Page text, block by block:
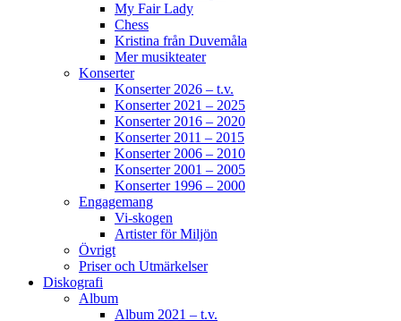
My Fair Lady
Chess
Kristina från Duvemåla
Mer musikteater
Konserter
Konserter 2026 – t.v.
Konserter 2021 – 2025
Konserter 2016 – 2020
Konserter 2011 – 2015
Konserter 2006 – 2010
Konserter 2001 – 2005
Konserter 1996 – 2000
Engagemang
Vi-skogen
Artister för Miljön
Övrigt
Priser och Utmärkelser
Diskografi
Album
Album 2021 – t.v.